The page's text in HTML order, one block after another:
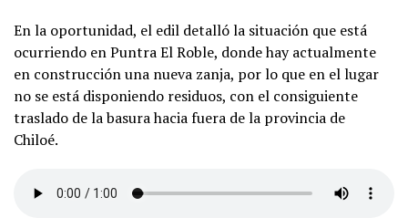
En la oportunidad, el edil detalló la situación que está
ocurriendo en Puntra El Roble, donde hay actualmente
en construcción una nueva zanja, por lo que en el lugar
no se está disponiendo residuos, con el consiguiente
traslado de la basura hacia fuera de la provincia de
Chiloé.